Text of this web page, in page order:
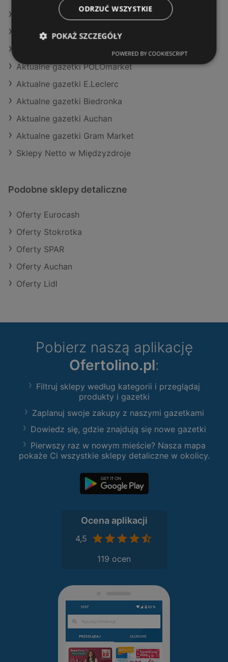
Oferty Netto
Oferty Auchan
Aktualne gazetki POLOmarket
Aktualne gazetki E.Leclerc
Aktualne gazetki Biedronka
Aktualne gazetki Auchan
Aktualne gazetki Gram Market
Sklepy Netto w Międzyzdroje
Podobne sklepy detaliczne
Oferty Eurocash
Oferty Stokrotka
Oferty SPAR
Oferty Auchan
Oferty Lidl
Pobierz naszą aplikację
Ofertolino.pl:
Filtruj sklepy według kategorii i przeglądaj
produkty i gazetki
Zaplanuj swoje zakupy z naszymi gazetkami
Dowiedz się, gdzie znajdują się nowe gazetki
Pierwszy raz w nowym mieście? Nasza mapa
pokaże Ci wszystkie sklepy detaliczne w okolicy.
Ocena aplikacji
4,5
119 ocen
ODRZUĆ WSZYSTKIE
POKAŻ SZCZEGÓŁY
POWERED BY COOKIESCRIPT